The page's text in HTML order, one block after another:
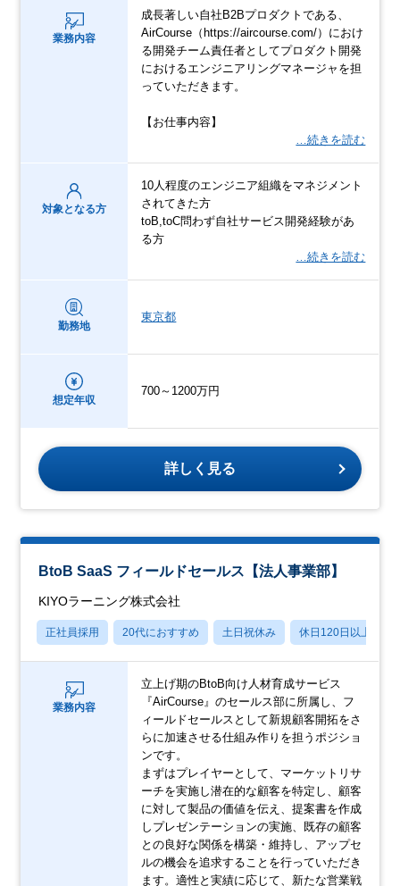
業務内容
成長著しい自社B2Bプロダクトである、
AirCourse（https://aircourse.com/）におけ
る開発チーム責任者としてプロダクト開発
におけるエンジニアリングマネージャを担
っていただきます。
【お仕事内容】
…続きを読む
対象となる方
10人程度のエンジニア組織をマネジメント
されてきた方
toB,toC問わず自社サービス開発経験があ
る方
…続きを読む
勤務地
東京都
想定年収
700～1200万円
詳しく見る
BtoB SaaS フィールドセールス【法人事業部】
KIYOラーニング株式会社
正社員採用 20代におすすめ 土日祝休み 休日120日以上
業務内容
立上げ期のBtoB向け人材育成サービス
『AirCourse』のセールス部に所属し、フ
ィールドセールスとして新規顧客開拓をさ
らに加速させる仕組み作りを担うポジショ
ンです。
まずはプレイヤーとして、マーケットリサ
ーチを実施し潜在的な顧客を特定し、顧客
に対して製品の価値を伝え、提案書を作成
しプレゼンテーションの実施、既存の顧客
との良好な関係を構築・維持し、アップセ
ルの機会を追求することを行っていただき
ます。適性と実績に応じて、新たな営業戦